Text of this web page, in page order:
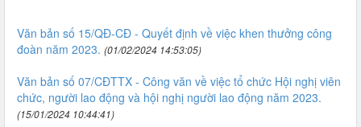
Văn bản số 15/QĐ-CĐ - Quyết định về việc khen thưởng công
đoàn năm 2023. (01/02/2024 14:53:05)
Văn bản số 07/CĐTTX - Công văn về việc tổ chức Hội nghị viên
chức, người lao động và hội nghị người lao động năm 2023.
(15/01/2024 10:44:41)